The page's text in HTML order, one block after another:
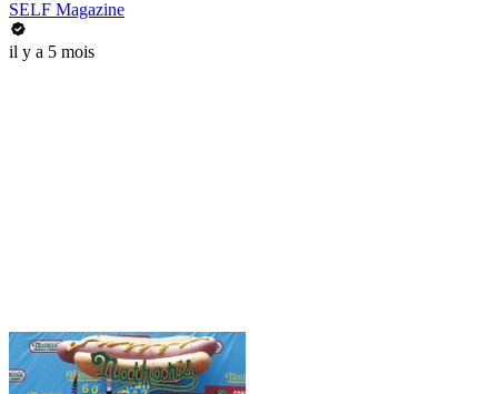
SELF Magazine
il y a 5 mois